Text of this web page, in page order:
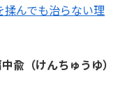
揉んでも治らない理
兪（けんちゅうゆ）